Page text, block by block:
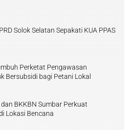
Solok Selatan Sepakati KUA PPAS
Perketat Pengawasan
Bersubsidi bagi Petani Lokal
BKKBN Sumbar Perkuat
Lokasi Bencana